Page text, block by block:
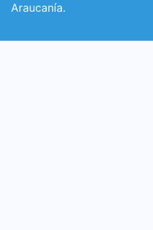
Araucanía.